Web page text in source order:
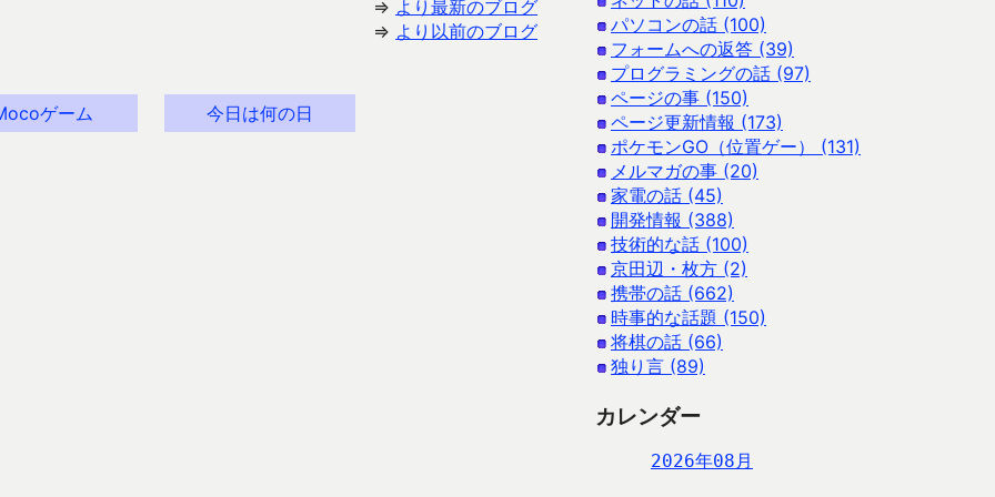
⇒ より最新のブログ
⇒ より以前のブログ
ゲーム 今日は何の日
パソコンの話 (100)
フォームへの返答 (39)
プログラミングの話 (97)
ページの事 (150)
ページ更新情報 (173)
ポケモンGO（位置ゲー） (131)
メルマガの事 (20)
家電の話 (45)
開発情報 (388)
技術的な話 (100)
京田辺・枚方 (2)
携帯の話 (662)
時事的な話題 (150)
将棋の話 (66)
独り言 (89)
カレンダー
2026年08月